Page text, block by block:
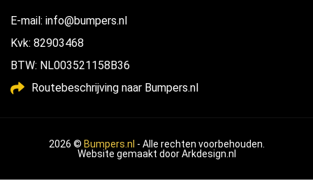
E-mail: info@bumpers.nl
Kvk: 82903468
BTW: NL003521158B36
Routebeschrijving naar Bumpers.nl
2026 © Bumpers.nl - Alle rechten voorbehouden.
Website gemaakt doorArkdesign.nl